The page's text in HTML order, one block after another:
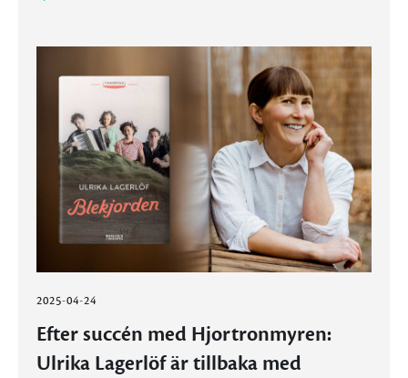
2025-04-24
Efter succén med Hjortronmyren:
Ulrika Lagerlöf är tillbaka med